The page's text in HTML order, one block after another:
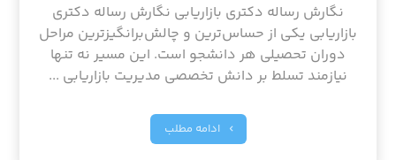
نگارش رساله دکتری بازاریابی نگارش رساله دکتری
بازاریابی یکی از حساس‌ترین و چالش‌برانگیزترین مراحل
دوران تحصیلی هر دانشجو است. این مسیر نه تنها
نیازمند تسلط بر دانش تخصصی مدیریت بازاریابی ...
ادامه مطلب